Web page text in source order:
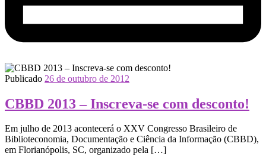
Publicado 26 de outubro de 2012
CBBD 2013 – Inscreva-se com desconto!
Em julho de 2013 acontecerá o XXV Congresso Brasileiro de
Biblioteconomia, Documentação e Ciência da Informação (CBBD),
em Florianópolis, SC, organizado pela […]